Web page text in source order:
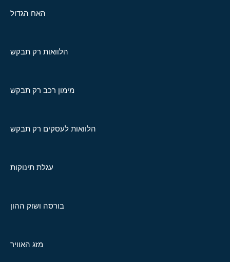
האח הגדול
הלוואות רק תבקש
מימון רכב רק תבקש
הלוואות לעסקים רק תבקש
עגלת תינוקות
בורסה ושוק ההון
מזג האוויר